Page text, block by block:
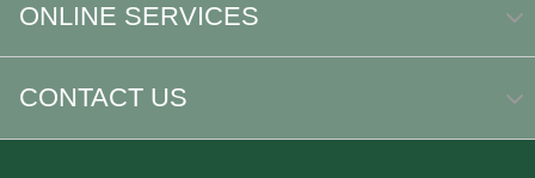
ONLINE SERVICES
CONTACT US